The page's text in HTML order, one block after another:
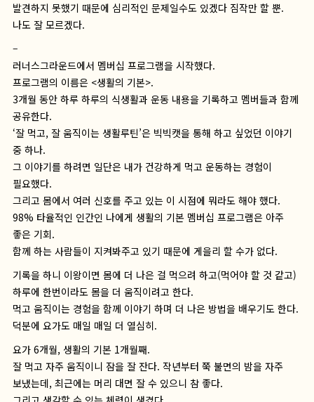
발견하지 못했기 때문에 심리적인 문제일수도 있겠다 짐작만 할 뿐.
나도 잘 모르겠다.
–
러너스그라운드에서 멤버십 프로그램을 시작했다.
프로그램의 이름은 <생활의 기본>.
3개월 동안 하루 하루의 식생활과 운동 내용을 기록하고 멤버들과 함께
공유한다.
‘잘 먹고, 잘 움직이는 생활루틴’은 빅빅캣을 통해 하고 싶었던 이야기
중 하나.
그 이야기를 하려면 일단은 내가 건강하게 먹고 운동하는 경험이
필요했다.
그리고 몸에서 여러 신호를 주고 있는 이 시점에 뭐라도 해야 했다.
98% 타율적인 인간인 나에게 생활의 기본 멤버십 프로그램은 아주
좋은 기회.
함께 하는 사람들이 지켜봐주고 있기 때문에 게을리 할 수가 없다.
기록을 하니 이왕이면 몸에 더 나은 걸 먹으려 하고(먹어야 할 것 같고)
하루에 한번이라도 몸을 더 움직이려고 한다.
먹고 움직이는 경험을 함께 이야기 하며 더 나은 방법을 배우기도 한다.
덕분에 요가도 매일 매일 더 열심히.
요가 6개월, 생활의 기본 1개월째.
잘 먹고 자주 움직이니 잠을 잘 잔다. 작년부터 쭉 불면의 밤을 자주
보냈는데, 최근에는 머리 대면 잘 수 있으니 참 좋다.